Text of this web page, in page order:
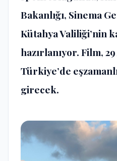
Bakanlığı, Sinema
Kütahya Valiliği’nin
hazırlanıyor. Film,
Türkiye’de
girecek.